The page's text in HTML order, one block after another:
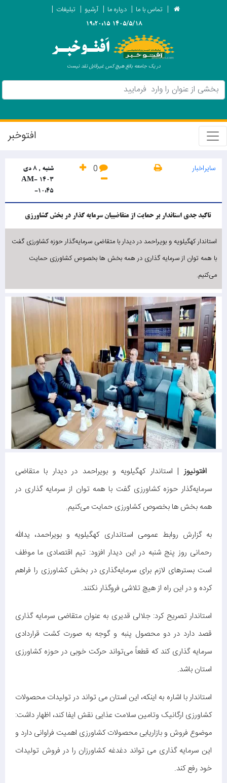
تماس با ما درباره ما آرشیو تبلیغات
1405/5/18 19:20:15
اَفتـوخبـر
در یک جامعه بالغ هیچ کس غیرقابل نقد نیست
افتوخبر
سایراخبار
شنبه , 8 دی
1403 -AM
-10:45
تاکید جدی استاندار بر حمایت از متقاضییان سرمایه گذار در بخش کشاورزی
استاندار کهگیلویه و بویراحمد در دیدار با متقاضی سرمایه‌گذار حوزه کشاورزی گفت
با همه توان از سرمایه‌ گذاری در همه بخش ها بخصوص کشاورزی حمایت
می‌کنیم.
افتونیوز | استاندار کهگیلویه و بویراحمد در دیدار با متقاضی
سرمایه‌گذار حوزه کشاورزی گفت با همه توان از سرمایه‌ گذاری در
همه بخش ها بخصوص کشاورزی حمایت می‌کنیم.
به گزارش روابط عمومی استانداری کهگیلویه و بویراحمد، یدالله
رحمانی روز پنج شنبه در این دیدار افزود: تیم اقتصادی ما موظف
است بسترهای لازم برای سرمایه‌گذاری در بخش کشاورزی را فراهم
کرده و در این راه از هیچ تلاشی فروگذار نکنند.
استاندار تصریح کرد: جلالی قدیری به عنوان متقاضی سرمایه گذاری
قصد دارد در دو محصول پنبه و گوجه به صورت کشت قراردادی
سرمایه ‌گذاری کند که قطعاً می‌تواند حرکت خوبی در حوزه کشاورزی
استان باشد.
استاندار با اشاره به اینکه، این استان می تواند در تولیدات محصولات
کشاورزی ارگانیک وتامین سلامت عذایی نقش ایفا کند، اظهار داشت:
موضوع فروش و بازاریابی محصولات کشاورزی اهمیت فراوانی دارد و
این سرمایه ‌گذاری می‌ تواند دغدغه کشاورزان را در فروش تولیدات
خود رفع کند.